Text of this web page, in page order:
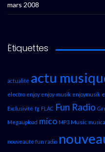
mars 2008
Étiquettes
actualité actu
electro enjoy enjoy-musik enjoymusik
Exclusivité fg FLAC Fun Radio
Megaupload mico MP3 Music
nouveauté fun radio